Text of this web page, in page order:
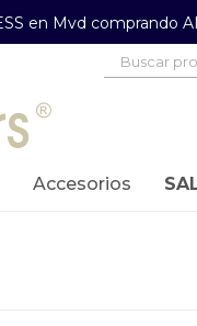
en Mvd comprando
accesorios